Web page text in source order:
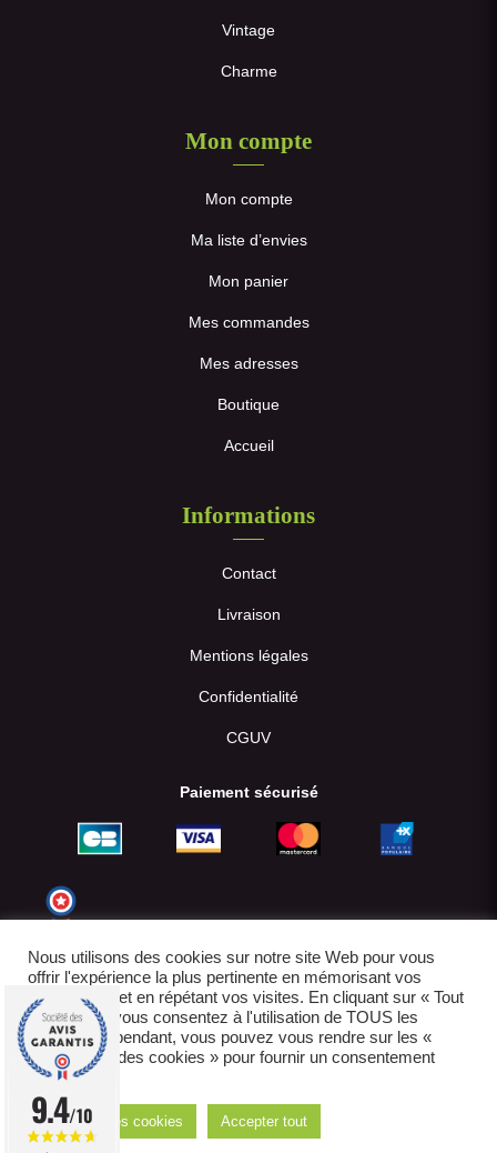
Vintage
Charme
Mon compte
Mon compte
Ma liste d’envies
Mon panier
Mes commandes
Mes adresses
Boutique
Accueil
Informations
Contact
Livraison
Mentions légales
Confidentialité
CGUV
Paiement sécurisé
E-boutique créée par IDCOMWEB avec
Nous utilisons des cookies sur notre site Web pour vous
offrir l'expérience la plus pertinente en mémorisant vos
préférences et en répétant vos visites. En cliquant sur « Tout
accepter », vous consentez à l'utilisation de TOUS les
cookies. Cependant, vous pouvez vous rendre sur les «
Paramètres des cookies » pour fournir un consentement
contrôlé.
Réglages des cookies Accepter tout
9.4/10